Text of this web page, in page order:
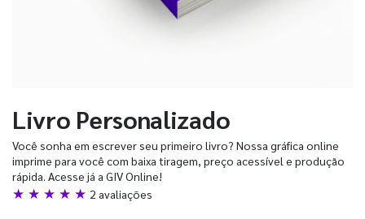
Livro Personalizado
Você sonha em escrever seu primeiro livro? Nossa gráfica online
imprime para você com baixa tiragem, preço acessível e produção
rápida. Acesse já a GIV Online!
★ ★ ★ ★ ★ 2 avaliações